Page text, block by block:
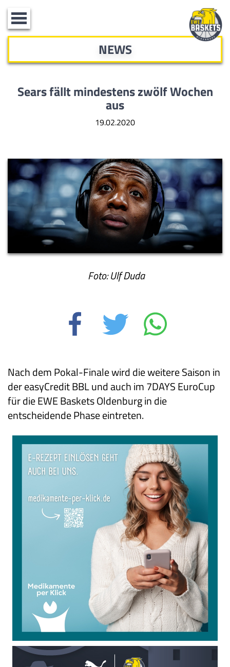
Toggle
navigation
NEWS
Sears fällt mindestens zwölf Wochen
aus
19.02.2020
Foto: Ulf Duda
Nach dem Pokal-Finale wird die weitere Saison in
der easyCredit BBL und auch im 7DAYS EuroCup
für die EWE Baskets Oldenburg in die
entscheidende Phase eintreten.